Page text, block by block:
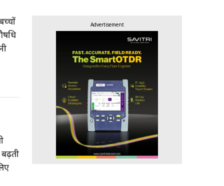
Advertisement